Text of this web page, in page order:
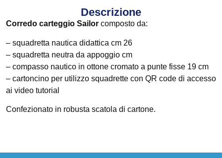
Descrizione
Corredo carteggio Sailor composto da:
– squadretta nautica didattica cm 26
– squadretta neutra da appoggio cm
– compasso nautico in ottone cromato a punte fisse 19 cm
– cartoncino per utilizzo squadrette con QR code di accesso
ai video tutorial
Confezionato in robusta scatola di cartone.